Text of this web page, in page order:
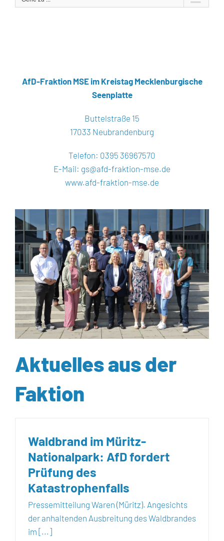
AfD-Fraktion MSE im Kreistag Mecklenburgische
Seenplatte
Buttelstraße 15
17033 Neubrandenburg
Telefon: 0395 36967570
E-Mail: gs@afd-fraktion-mse.de
www.afd-fraktion-mse.de
Aktuelles aus der
Faktion
Waldbrand im Müritz-
Nationalpark: AfD fordert
Prüfung des
Katastrophenfalls
Pressemitteilung Waren (Müritz). Angesichts
der anhaltenden Ausbreitung des Waldbrandes
im [...]